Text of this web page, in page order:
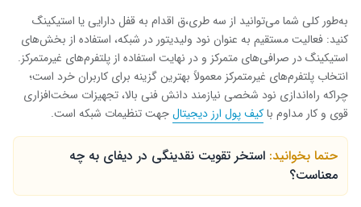
به‌طور کلی شما می‌توانید از سه طری،ق اقدام به قفل دارایی یا استیکینگ
کنید: فعالیت مستقیم به عنوان نود ولیدیتور در شبکه، استفاده از بخش‌های
استیکینگ در صرافی‌های متمرکز و در نهایت استفاده از پلتفرم‌های غیرمتمرکز.
انتخاب پلتفرم‌های غیرمتمرکز معمولاً بهترین گزینه برای کاربران خرد است؛
چراکه راه‌اندازی نود شخصی نیازمند دانش فنی بالا، تجهیزات سخت‌افزاری
قوی و کار مداوم باکیف پول ارز دیجیتالجهت تنظیمات شبکه است.
حتما بخوانید: استخر تقویت نقدینگی در دیفای به چه
معناست؟